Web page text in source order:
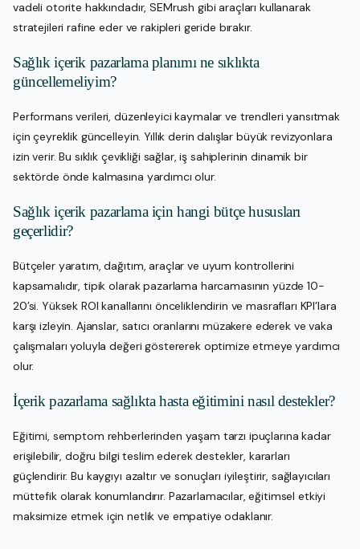
vadeli otorite hakkındadır, SEMrush gibi araçları kullanarak
stratejileri rafine eder ve rakipleri geride bırakır.
Sağlık içerik pazarlama planımı ne sıklıkta
güncellemeliyim?
Performans verileri, düzenleyici kaymalar ve trendleri yansıtmak
için çeyreklik güncelleyin. Yıllık derin dalışlar büyük revizyonlara
izin verir. Bu sıklık çevikliği sağlar, iş sahiplerinin dinamik bir
sektörde önde kalmasına yardımcı olur.
Sağlık içerik pazarlama için hangi bütçe hususları
geçerlidir?
Bütçeler yaratım, dağıtım, araçlar ve uyum kontrollerini
kapsamalıdır, tipik olarak pazarlama harcamasının yüzde 10-
20’si. Yüksek ROI kanallarını önceliklendirin ve masrafları KPI’lara
karşı izleyin. Ajanslar, satıcı oranlarını müzakere ederek ve vaka
çalışmaları yoluyla değeri göstererek optimize etmeye yardımcı
olur.
İçerik pazarlama sağlıkta hasta eğitimini nasıl destekler?
Eğitimi, semptom rehberlerinden yaşam tarzı ipuçlarına kadar
erişilebilir, doğru bilgi teslim ederek destekler, kararları
güçlendirir. Bu kaygıyı azaltır ve sonuçları iyileştirir, sağlayıcıları
müttefik olarak konumlandırır. Pazarlamacılar, eğitimsel etkiyi
maksimize etmek için netlik ve empatiye odaklanır.